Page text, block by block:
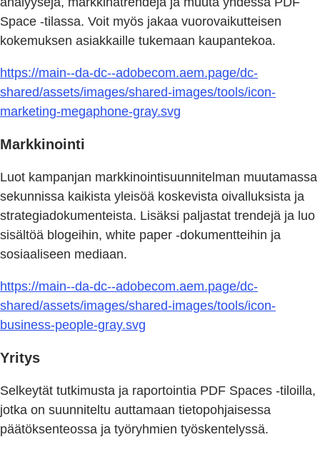
Space -tilassa. Voit myös jakaa vuorovaikutteisen
kokemuksen asiakkaille tukemaan kaupantekoa.
https://main--da-dc--adobecom.aem.page/dc-
shared/assets/images/shared-images/tools/icon-
marketing-megaphone-gray.svg
Markkinointi
Luot kampanjan markkinointisuunnitelman muutamassa
sekunnissa kaikista yleisöä koskevista oivalluksista ja
strategiadokumenteista. Lisäksi paljastat trendejä ja luo
sisältöä blogeihin, white paper -dokumentteihin ja
sosiaaliseen mediaan.
https://main--da-dc--adobecom.aem.page/dc-
shared/assets/images/shared-images/tools/icon-
business-people-gray.svg
Yritys
Selkeytät tutkimusta ja raportointia PDF Spaces -tiloilla,
jotka on suunniteltu auttamaan tietopohjaisessa
päätöksenteossa ja työryhmien työskentelyssä.